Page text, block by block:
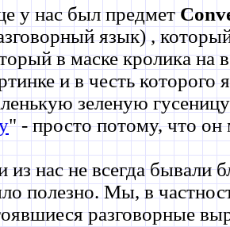
у нас был предмет
язык) ,
в маске кролика на
и в честь которого
зеленую
" - просто потому, что он
из нас не всегда бывали
полезно. Мы, в
разговорные